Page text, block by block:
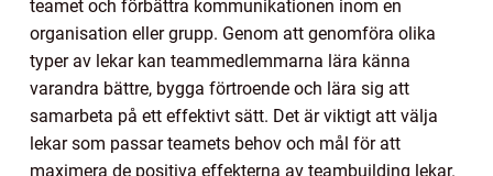
teamet och förbättra kommunikationen inom en
organisation eller grupp. Genom att genomföra olika
typer av lekar kan teammedlemmarna lära känna
varandra bättre, bygga förtroende och lära sig att
samarbeta på ett effektivt sätt. Det är viktigt att välja
lekar som passar teamets behov och mål för att
maximera de positiva effekterna av teambuilding lekar.